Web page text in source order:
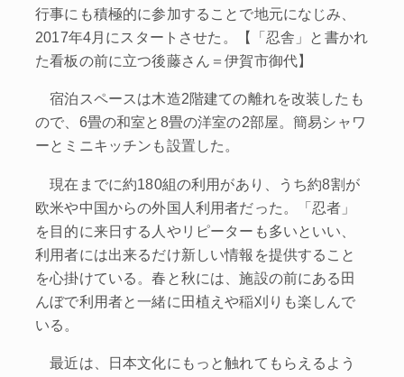
行事にも積極的に参加することで地元になじみ、
2017年4月にスタートさせた。【「忍舎」と書かれ
た看板の前に立つ後藤さん＝伊賀市御代】
宿泊スペースは木造2階建ての離れを改装したも
ので、6畳の和室と8畳の洋室の2部屋。簡易シャワ
ーとミニキッチンも設置した。
現在までに約180組の利用があり、うち約8割が
欧米や中国からの外国人利用者だった。「忍者」
を目的に来日する人やリピーターも多いといい、
利用者には出来るだけ新しい情報を提供すること
を心掛けている。春と秋には、施設の前にある田
んぼで利用者と一緒に田植えや稲刈りも楽しんで
いる。
最近は、日本文化にもっと触れてもらえるよう